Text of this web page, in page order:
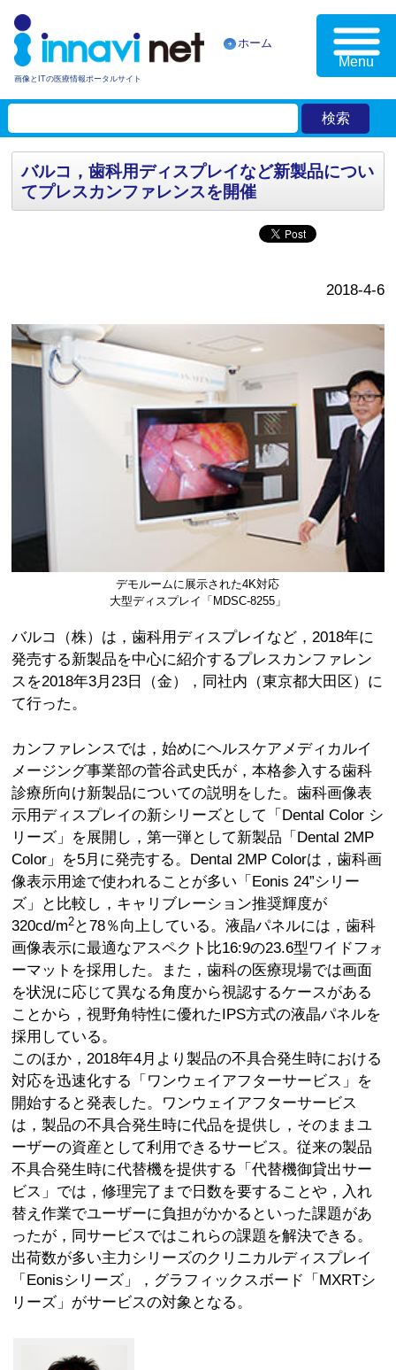
画像とITの医療情報ポータルサイト
ホーム
Menu
バルコ，歯科用ディスプレイなど新製品につい
てプレスカンファレンスを開催
2018-4-6
デモルームに展示された4K対応
大型ディスプレイ「MDSC-8255」
バルコ（株）は，歯科用ディスプレイなど，2018年に
発売する新製品を中心に紹介するプレスカンファレン
スを2018年3月23日（金），同社内（東京都大田区）に
て行った。
カンファレンスでは，始めにヘルスケアメディカルイ
メージング事業部の菅谷武史氏が，本格参入する歯科
診療所向け新製品についての説明をした。歯科画像表
示用ディスプレイの新シリーズとして「Dental Color シ
リーズ」を展開し，第一弾として新製品「Dental 2MP
Color」を5月に発売する。Dental 2MP Colorは，歯科画
像表示用途で使われることが多い「Eonis 24”シリー
ズ」と比較し，キャリブレーション推奨輝度が
320cd/m2 と78％向上している。液晶パネルには，歯科
画像表示に最適なアスペクト比16:9の23.6型ワイドフォ
ーマットを採用した。また，歯科の医療現場では画面
を状況に応じて異なる角度から視認するケースがある
ことから，視野角特性に優れたIPS方式の液晶パネルを
採用している。
このほか，2018年4月より製品の不具合発生時における
対応を迅速化する「ワンウェイアフターサービス」を
開始すると発表した。ワンウェイアフターサービス
は，製品の不具合発生時に代品を提供し，そのままユ
ーザーの資産として利用できるサービス。従来の製品
不具合発生時に代替機を提供する「代替機御貸出サー
ビス」では，修理完了まで日数を要することや，入れ
替え作業でユーザーに負担がかかるといった課題があ
ったが，同サービスではこれらの課題を解決できる。
出荷数が多い主力シリーズのクリニカルディスプレイ
「Eonisシリーズ」，グラフィックスボード「MXRTシ
リーズ」がサービスの対象となる。